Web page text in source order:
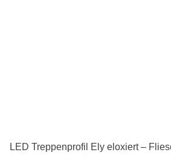
LED Treppenprofil Ely eloxiert –